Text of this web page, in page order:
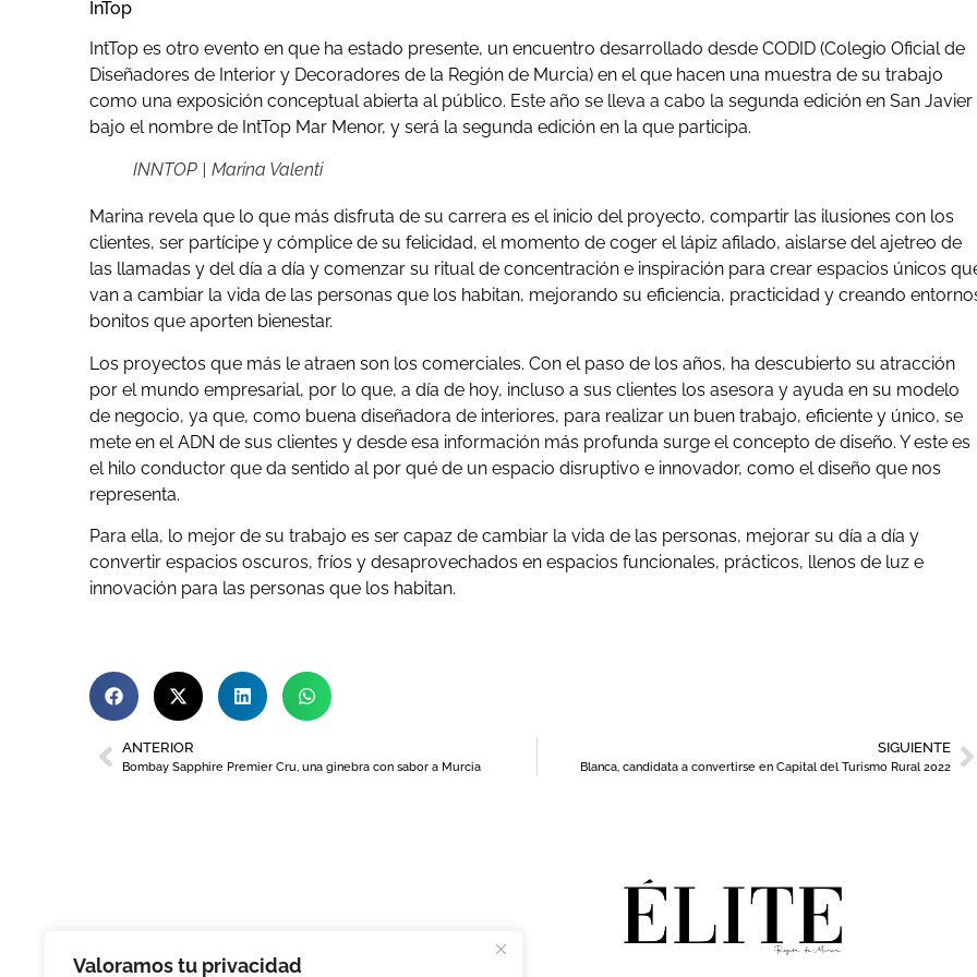
Valoramos tu privacidad
InTop
IntTop es otro evento en que ha estado presente, un encuentro desarrollado desde CODID (Colegio Oficial de
Diseñadores de Interior y Decoradores de la Región de Murcia) en el que hacen una muestra de su trabajo
como una exposición conceptual abierta al público. Este año se lleva a cabo la segunda edición en San Javier
bajo el nombre de IntTop Mar Menor, y será la segunda edición en la que participa.
INNTOP | Marina Valenti
Marina revela que lo que más disfruta de su carrera es el inicio del proyecto, compartir las ilusiones con los
clientes, ser partícipe y cómplice de su felicidad, el momento de coger el lápiz afilado, aislarse del ajetreo de
las llamadas y del día a día y comenzar su ritual de concentración e inspiración para crear espacios únicos
van a cambiar la vida de las personas que los habitan, mejorando su eficiencia, practicidad y creando
bonitos que aporten bienestar.
Los proyectos que más le atraen son los comerciales. Con el paso de los años, ha descubierto su atracción
por el mundo empresarial, por lo que, a día de hoy, incluso a sus clientes los asesora y ayuda en su modelo
de negocio, ya que, como buena diseñadora de interiores, para realizar un buen trabajo, eficiente y único, se
mete en el ADN de sus clientes y desde esa información más profunda surge el concepto de diseño. Y este es
el hilo conductor que da sentido al por qué de un espacio disruptivo e innovador, como el diseño que nos
representa.
Para ella, lo mejor de su trabajo es ser capaz de cambiar la vida de las personas, mejorar su día a día y
convertir espacios oscuros, fríos y desaprovechados en espacios funcionales, prácticos, llenos de luz e
innovación para las personas que los habitan.
ANTERIOR
Bombay Sapphire Premier Cru, una ginebra con sabor a Murcia
SIGUIENTE
Blanca, candidata a convertirse en Capital del Turismo Rural 2022